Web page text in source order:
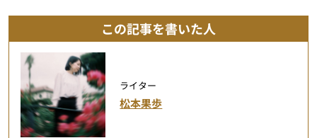
この記事を書いた人
ライター
松本果歩